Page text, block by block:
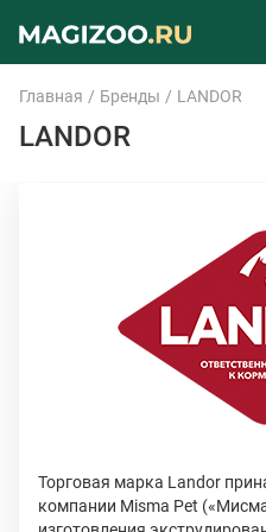
Главная Бренды LANDOR
LANDOR
Торговая марка Landor
компании Misma Pet